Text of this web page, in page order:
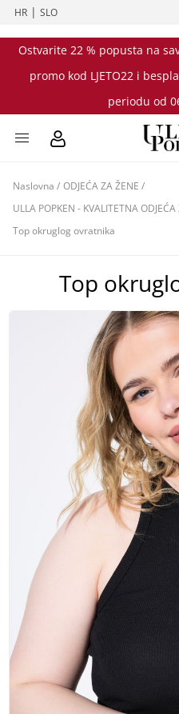
HR |SLO
Ostvarite 22 % popusta na
promo kod LJETO22 i
periodu od
Naslovna / ODJEĆA ZA ŽENE /
ULLA POPKEN - KVALITETNA ODJEĆA
Top okruglog ovratnika
Top